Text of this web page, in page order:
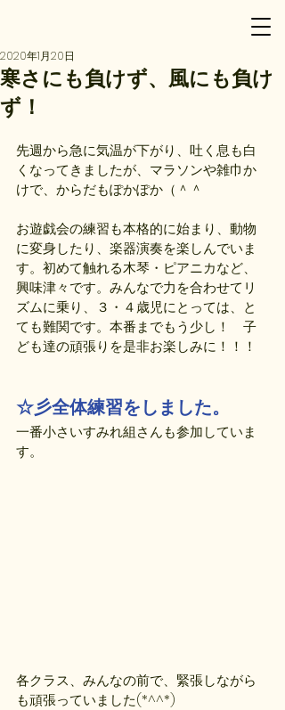
寒さにも負けず、風にも負け
ず！
2020年1月20日
先週から急に気温が下がり、吐く息も白
くなってきましたが、マラソンや雑巾か
けで、からだもぽかぽか（＾＾
お遊戯会の練習も本格的に始まり、動物
に変身したり、楽器演奏を楽しんでいま
す。初めて触れる木琴・ピアニカなど、
興味津々です。みんなで力を合わせてリ
ズムに乗り、３・４歳児にとっては、と
ても難関です。本番までもう少し！　子
ども達の頑張りを是非お楽しみに！！！
☆彡全体練習をしました。
一番小さいすみれ組さんも参加していま
す。
各クラス、みんなの前で、緊張しながら
も頑張っていました(*^^*)